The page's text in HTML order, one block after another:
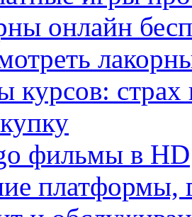
онлайн
курсов:
фильмы в HD
платформы,